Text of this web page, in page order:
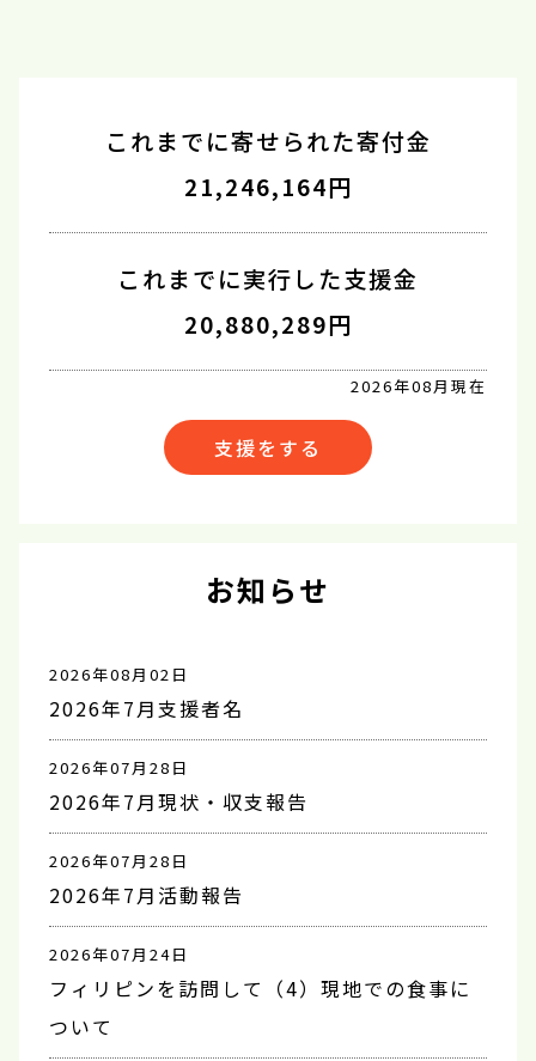
これまでに寄せられた寄付金
21,246,164円
これまでに実行した支援金
20,880,289円
2026年08月現在
支援をする
お知らせ
2026年08月02日
2026年7月支援者名
2026年07月28日
2026年7月現状・収支報告
2026年07月28日
2026年7月活動報告
2026年07月24日
フィリピンを訪問して（4）現地での食事に
ついて